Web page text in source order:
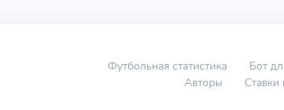
Футбольная статистика Бот
Авторы
Ставки